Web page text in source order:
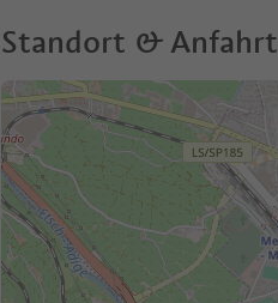
Standort & Anfahrt